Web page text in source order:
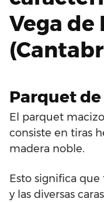
Vega de
Parquet
El parquet
consiste en tiras
madera noble.
Esto significa
y las diversas